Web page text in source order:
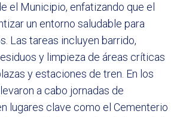
el Municipio, enfatizando que el
un entorno saludable para
Las tareas incluyen barrido,
y limpieza de áreas críticas
y estaciones de tren. En los
a cabo jornadas de
lugares clave como el Cementerio